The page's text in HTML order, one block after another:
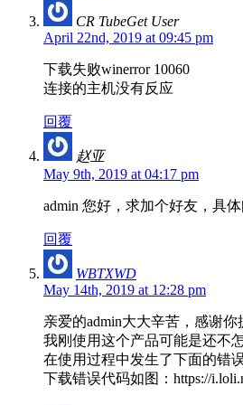
CR TubeGet User
April 22nd, 2019 at 09:45 pm
下载失败winerror 10060
连接的主机没有反应
回覆
赵亚
May 9th, 2019 at 04:17 pm
admin 您好，求加个好友，具
回覆
WBTXWD
May 14th, 2019 at 12:28 pm
亲爱的admin大大辛苦，感谢你
我刚使用这个产品可能是还不
在使用过程中发生了下面的错
下载错误代码如图：https://